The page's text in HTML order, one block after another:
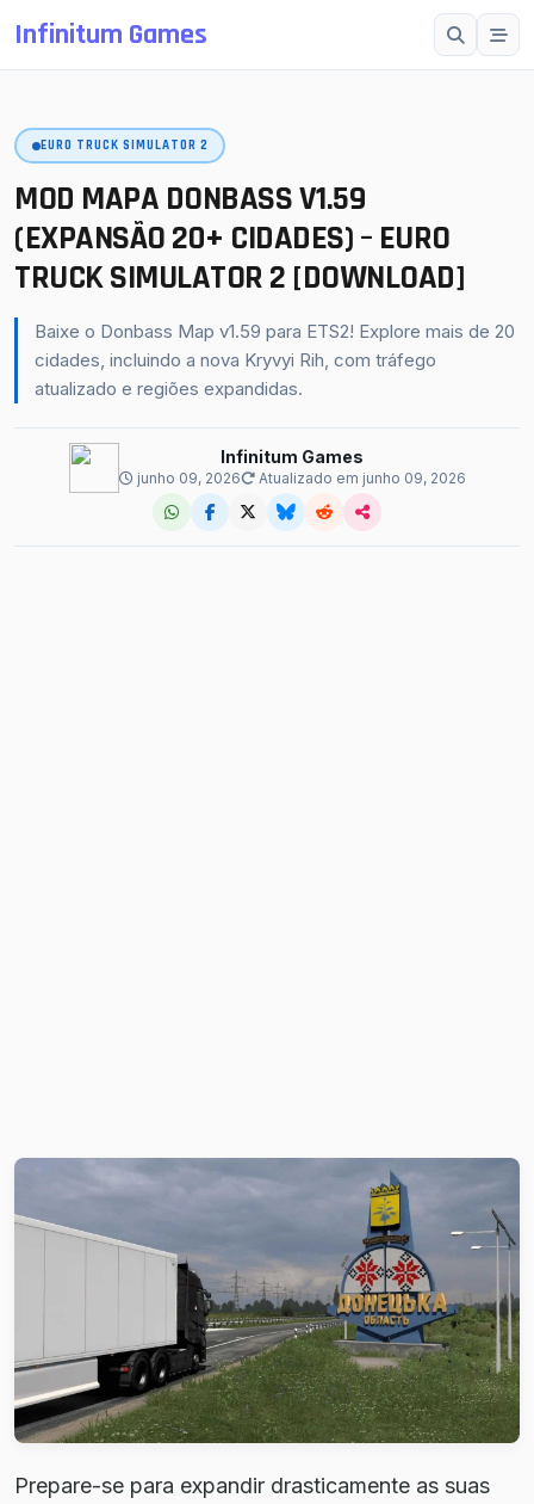
Infinitum Games
SUGESTÕES
Mods OMSI 2
Proton Bus Simulator
Mods ETS 2
American Truck Simulator
buscar Esc
EURO TRUCK SIMULATOR 2
MOD MAPA DONBASS V1.59
(EXPANSÃO 20+ CIDADES) – EURO
TRUCK SIMULATOR 2 [DOWNLOAD]
Baixe o Donbass Map v1.59 para ETS2! Explore mais de 20
cidades, incluindo a nova Kryvyi Rih, com tráfego
atualizado e regiões expandidas.
Infinitum Games
junho 09, 2026 Atualizado em junho 09, 2026
Prepare-se para expandir drasticamente as suas